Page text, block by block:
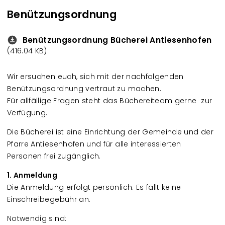
Benützungsordnung
Downloads
Benützungsordnung Bücherei Antiesenhofen
(416.04 KB)
Wir ersuchen euch, sich mit der nachfolgenden
Benützungsordnung vertraut zu machen.
Für allfällige Fragen steht das Büchereiteam gerne zur
Verfügung.
Die Bücherei ist eine Einrichtung der Gemeinde und der
Pfarre Antiesenhofen und für alle interessierten
Personen frei zugänglich.
1. Anmeldung
Die Anmeldung erfolgt persönlich. Es fällt keine
Einschreibegebühr an.
Notwendig sind: